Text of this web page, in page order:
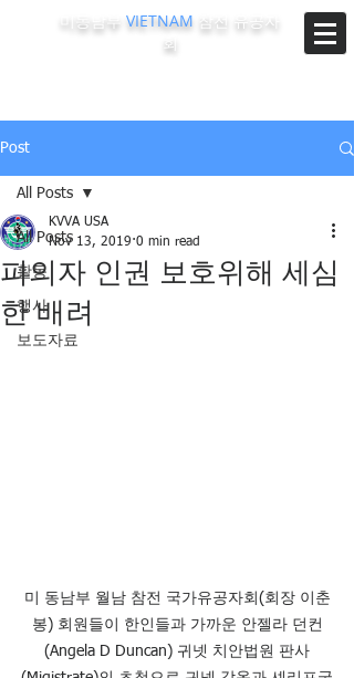
미동남부 VIETNAM 참전 유공자
회
Post
All Posts
활동
행사
보도자료
All Posts
피의자 인권 보호위해 세심
한 배려
KVVA USA
Nov 13, 2019 0 min read
미 동남부 월남 참전 국가유공자회(회장 이춘
봉) 회원들이 한인들과 가까운 안젤라 던컨
(Angela D Duncan) 귀넷 치안법원 판사